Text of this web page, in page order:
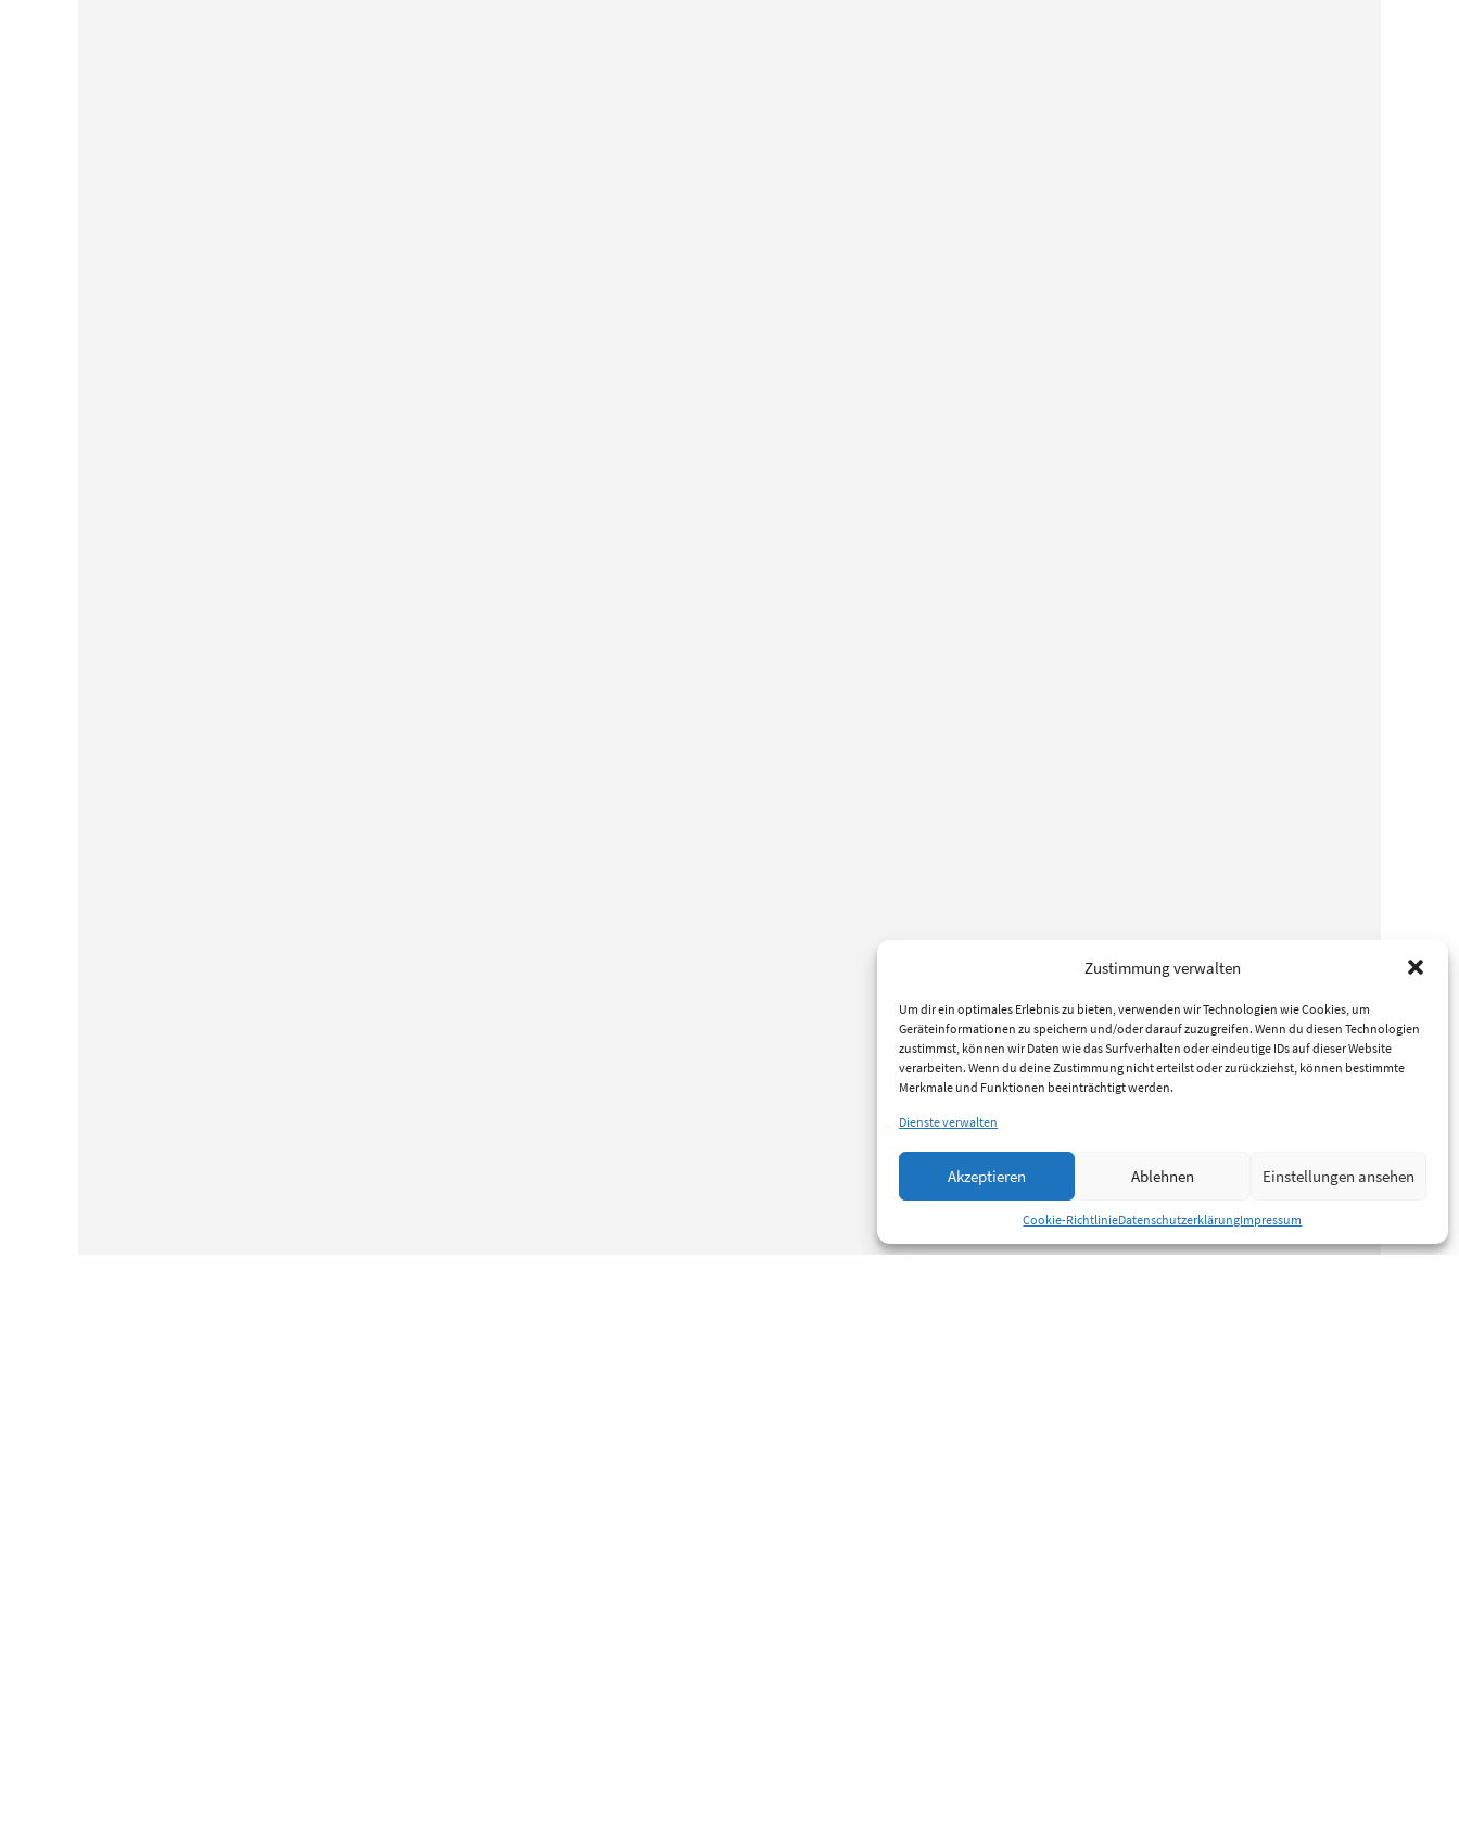
Zustimmung verwalten
Um dir ein optimales Erlebnis zu bieten, verwenden wir Technologien wie Cookies, um
Geräteinformationen zu speichern und/oder darauf zuzugreifen. Wenn du diesen Technologien
zustimmst, können wir Daten wie das Surfverhalten oder eindeutige IDs auf dieser Website
verarbeiten. Wenn du deine Zustimmung nicht erteilst oder zurückziehst, können bestimmte
Merkmale und Funktionen beeinträchtigt werden.
Dienste verwalten
Akzeptieren Ablehnen Einstellungen ansehen
Cookie-RichtlinieDatenschutzerklärungImpressum